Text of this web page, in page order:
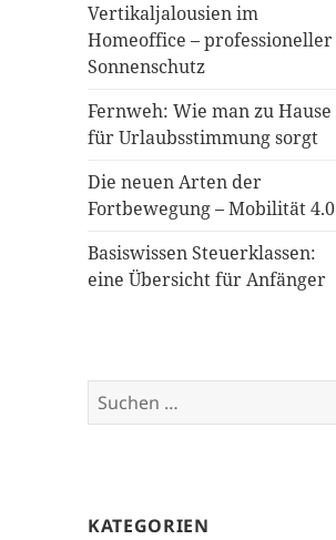
Vertikaljalousien im
Homeoffice – professioneller
Sonnenschutz
Fernweh: Wie man zu Hause
für Urlaubsstimmung sorgt
Die neuen Arten der
Fortbewegung – Mobilität 4.0
Basiswissen Steuerklassen:
eine Übersicht für Anfänger
Suchen
nach:
KATEGORIEN